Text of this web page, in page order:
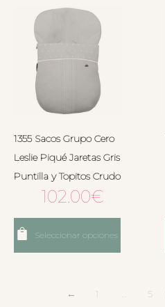
1355 Sacos Grupo Cero
Leslie Piqué Jaretas Gris
Puntilla y Topitos Crudo
102.00€
Seleccionar opciones
← 1 … 5